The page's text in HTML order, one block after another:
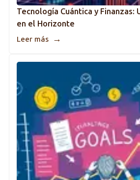
Tecnología Cuántica y Finanzas:
en el Horizonte
Leer más →